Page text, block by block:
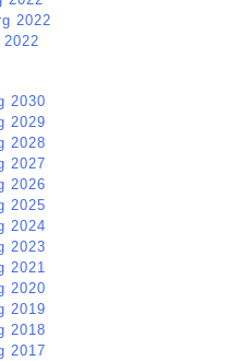
2022
2030
2029
2028
2027
2026
2025
2024
2023
2021
2020
2019
2018
2017